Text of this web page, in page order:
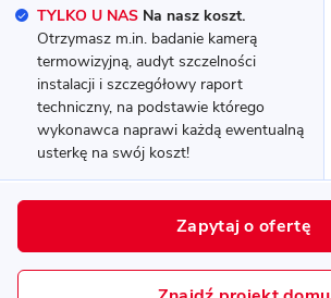
MUROWANY
14 zdjęć
TYLKO U NAS Na nasz koszt.
Otrzymasz m.in. badanie kamerą
termowizyjną, audyt szczelności
instalacji i szczegółowy raport
techniczny, na podstawie którego
wykonawca naprawi każdą ewentualną
usterkę na swój koszt!
Zapytaj o ofertę